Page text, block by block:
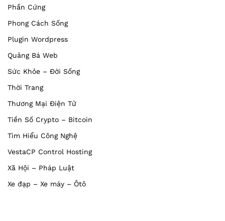
Phần Cứng
Phong Cách Sống
Plugin Wordpress
Quảng Bá Web
Sức Khỏe – Đời Sống
Thời Trang
Thương Mại Điện Tử
Tiền Số Crypto – Bitcoin
Tìm Hiểu Công Nghệ
VestaCP Control Hosting
Xã Hội – Pháp Luật
Xe đạp – Xe máy – Ôtô